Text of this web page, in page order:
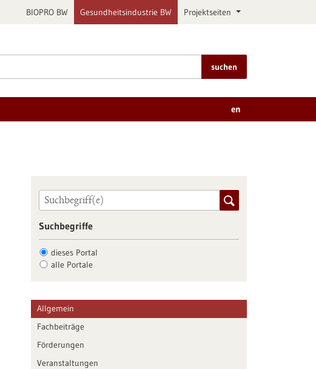
BIOPRO BW Gesundheitsindustrie BW Projektseiten
suchen
en
Suchbegriffe
dieses Portal
alle Portale
Allgemein
Fachbeiträge
Förderungen
Veranstaltungen